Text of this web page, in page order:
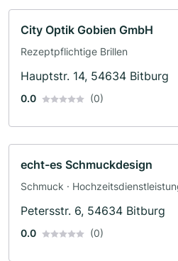
City Optik Gobien GmbH
Rezeptpflichtige Brillen
Hauptstr. 14, 54634 Bitburg
0.0 (0)
echt-es Schmuckdesign
Schmuck ·
Petersstr. 6, 54634 Bitburg
0.0 (0)